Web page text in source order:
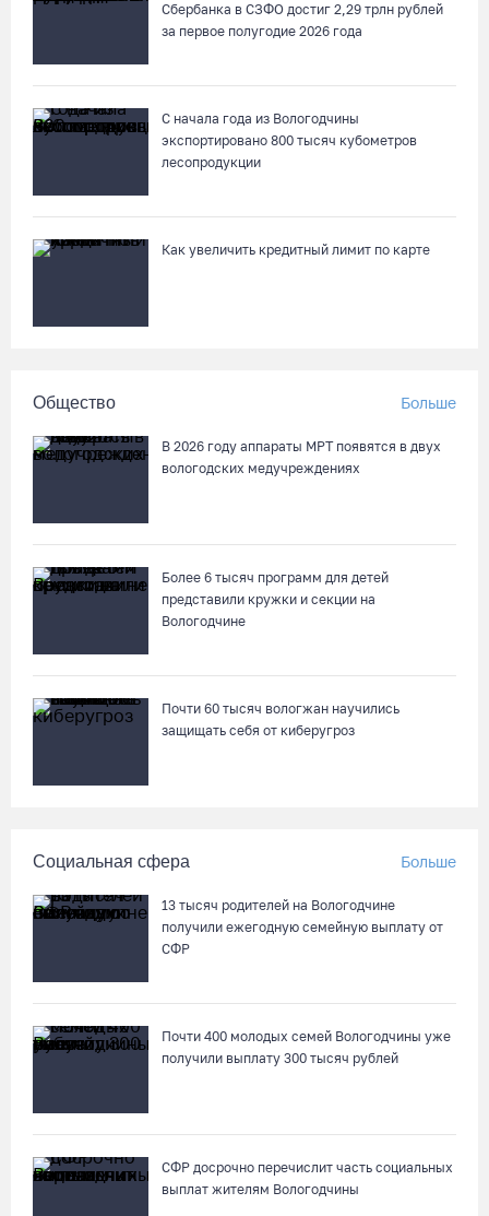
07.08.26 / 17:25
В выходные на Вологодчине станет известен обладатель
футбольного кубка региона
Под Харовском пьяный водитель «Тойоты» слетел с трассы в
кювет и опрокинулся
07.08.26 / 15:23
07.08.26 / 15:08
Бизнес Северо-Запада столкнулся с более чем 1,5 тысячи
DDoS-атак за шесть месяцев
07.08.26 / 14:58
Завершен первый этап благоустройства прибрежной зоны
Шекснинского водохранилища
изъятого превысила 527 г
В Кириллове впервые пройдет фестиваль «Рэп на Руси» в
честь юбилея города
07.08.26 / 13:40
Сбербанка в СЗФО достиг 2,29 трлн рублей
за первое полугодие 2026 года
С начала года из Вологодчины
экспортировано 800 тысяч кубометров
лесопродукции
Как увеличить кредитный лимит по карте
Общество Больше
В 2026 году аппараты МРТ появятся в двух
вологодских медучреждениях
Более 6 тысяч программ для детей
представили кружки и секции на
Вологодчине
Почти 60 тысяч вологжан научились
защищать себя от киберугроз
Социальная сфера Больше
13 тысяч родителей на Вологодчине
получили ежегодную семейную выплату от
СФР
Почти 400 молодых семей Вологодчины уже
получили выплату 300 тысяч рублей
СФР досрочно перечислит часть социальных
выплат жителям Вологодчины